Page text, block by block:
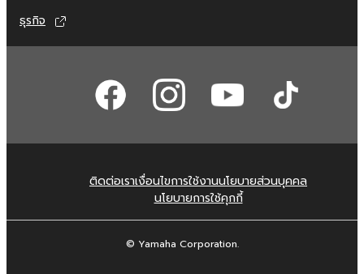
ธุรกิจ
ติดต่อเราเงื่อนไขการใช้งานนโยบายส่วนบุคคล
นโยบายการใช้คุกกี้
© Yamaha Corporation.